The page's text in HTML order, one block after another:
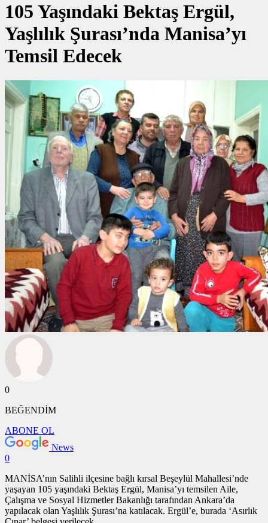
105 Yaşındaki Bektaş Ergül,
Yaşlılık Şurası’nda Manisa’yı
Temsil Edecek
0
BEĞENDİM
ABONE OL
News
0
MANİSA’nın Salihli ilçesine bağlı kırsal Beşeylül Mahallesi’nde
yaşayan 105 yaşındaki Bektaş Ergül, Manisa’yı temsilen Aile,
Çalışma ve Sosyal Hizmetler Bakanlığı tarafından Ankara’da
yapılacak olan Yaşlılık Şurası’na katılacak. Ergül’e, burada ‘Asırlık